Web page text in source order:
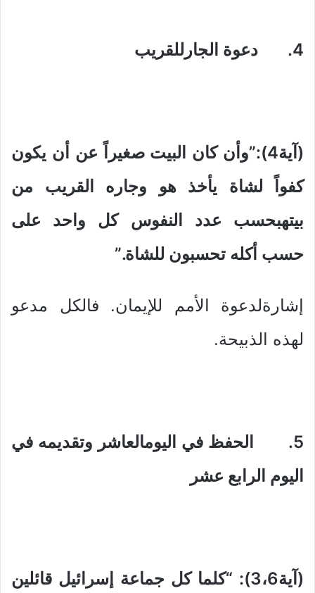
4. دعوة الجارللقريب
(آية4):”وأن كان البيت صغيراً عن أن يكون
كفواً لشاة يأخذ هو وجاره القريب من
بيتهبحسب عدد النفوس كل واحد على
حسب أكله تحسبون للشاة.”
إشارةلدعوة الأمم للإيمان. فالكل مدعو
لهذه الذبيحة.
5. الحفظ في اليومالعاشر وتقديمه في
اليوم الرابع عشر
(آية3،6): “كلما كل جماعة إسرائيل قائلين